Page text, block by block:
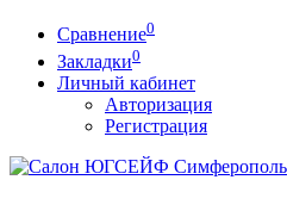
Сравнение0
Закладки0
Личный кабинет
Авторизация
Регистрация